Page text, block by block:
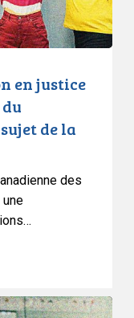
en justice
de la
des
une